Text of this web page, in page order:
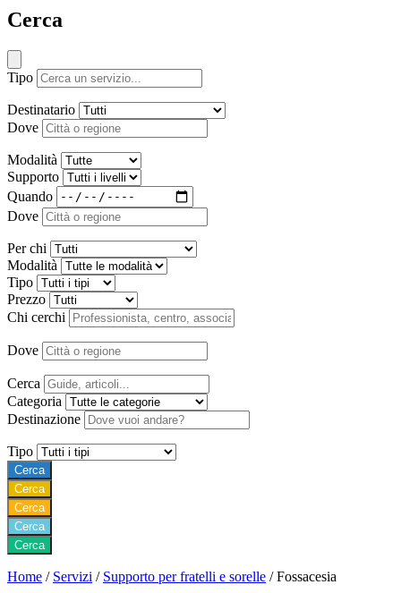
Cerca
Tipo
Destinatario
Dove
Modalità
Supporto
Quando
Dove
Per chi
Modalità
Tipo
Prezzo
Chi cerchi
Dove
Cerca
Categoria
Destinazione
Tipo
Cerca
Cerca
Cerca
Cerca
Cerca
Home / Servizi / Supporto per fratelli e sorelle / Fossacesia